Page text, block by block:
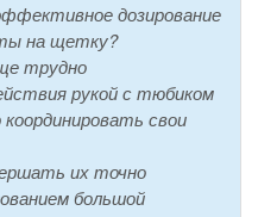
дозирование
на щетку?
трудно
рукой с тюбиком
свои
их точно
большой